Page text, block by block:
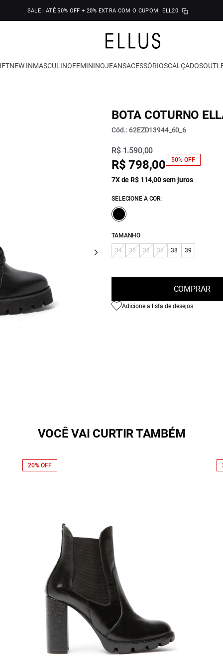
SALE | ATÉ 50% OFF + 20% EXTRA COM O CUPOM ELL20
NEW INMASCULINOFEMININOJEANSACESSÓRIOSCALÇADOS
BOTA COTURNO
Cód.: 62EZD13944_60_6
R$ 1.590,00
R$ 798,00 50% OFF
7X de R$ 114,00 sem juros
SELECIONE A COR:
TAMANHO
34 35 36 37 38 39
COMPRAR
Adicione a lista de desejos
VOCÊ VAI CURTIR TAMBÉM
20% OFF